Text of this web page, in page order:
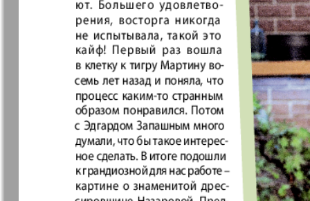
3
19
25
31
37
Panorama-mir Партнер
Русский вояж
Архив необновляющихся на сайте изданий